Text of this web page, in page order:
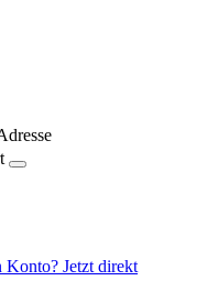
Konto? Jetzt direkt